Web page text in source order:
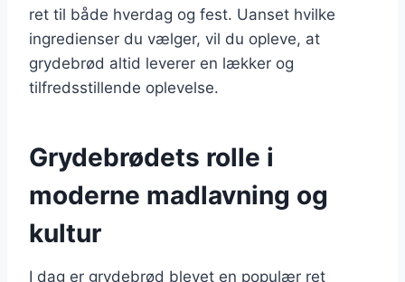
ret til både hverdag og fest. Uanset hvilke
ingredienser du vælger, vil du opleve, at
grydebrød altid leverer en lækker og
tilfredsstillende oplevelse.
Grydebrødets rolle i
moderne madlavning og
kultur
I dag er grydebrød blevet en populær ret